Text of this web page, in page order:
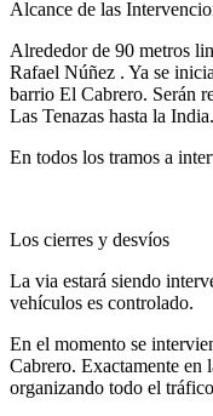
Alcance de las
Alrededor de 90 metros
Rafael Núñez . Ya se
barrio El Cabrero. Serán
Las Tenazas hasta la India.
En todos los tramos a
Los cierres y desvíos
La via estará siendo
vehículos es controlado.
En el momento se
Cabrero. Exactamente en
organizando todo el